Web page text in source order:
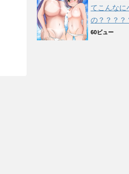
てこんなに
の？？？？
60ビュー